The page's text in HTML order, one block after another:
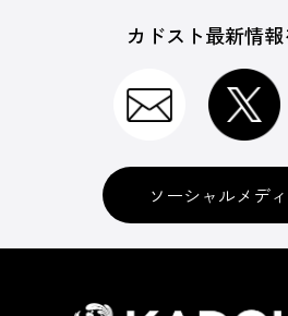
カドスト最新情
ソーシャルメデ